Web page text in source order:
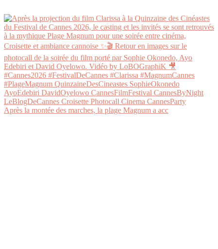
Après la montée des marches, la plage Magnum a acc